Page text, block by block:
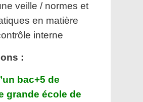
veille / normes et
en matière
interne
:
bac+5 de
grande école de